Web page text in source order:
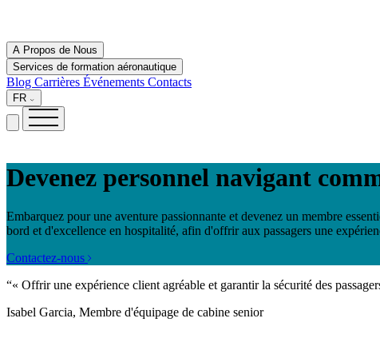
A Propos de Nous
Services de formation aéronautique
Blog Carrières Événements Contacts
FR
Devenez personnel navigant
Embarquez pour une aventure passionnante et devenez un membre
bord et d'excellence en hospitalité, afin d'offrir aux passagers une
Contactez-nous
“« Offrir une expérience client agréable et garantir la sécurité des
Isabel Garcia, Membre d'équipage de cabine senior